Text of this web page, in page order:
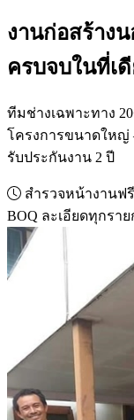
งานก่อสร้าง
ครบจบในที่เ
ทีมช่างเฉพาะทาง
โครงการขนาดให
รับประกันงาน 2 ปี
สำรวจหน้างานฟ
BOQ ละเอียดทุกราย